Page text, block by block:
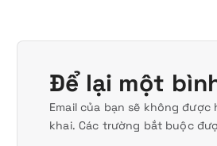
Để lại một
Email của bạn sẽ không được
khai. Các trường bắt buộc